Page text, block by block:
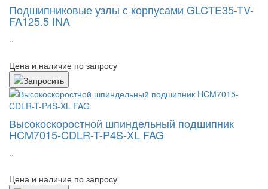
Подшипниковые узлы с корпусами GLCTE35-TV-
FA125.5 INA
..
Цена и наличие по запросу
Высокоскоростной шпиндельный подшипник
HCM7015-CDLR-T-P4S-XL FAG
..
Цена и наличие по запросу